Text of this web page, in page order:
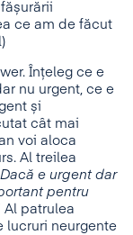
ce am de făcut
Înțeleg ce e
nu urgent, ce e
și
cât mai
voi aloca
Al treilea
Dacă e urgent dar
pentru
Al patrulea
lucruri neurgente